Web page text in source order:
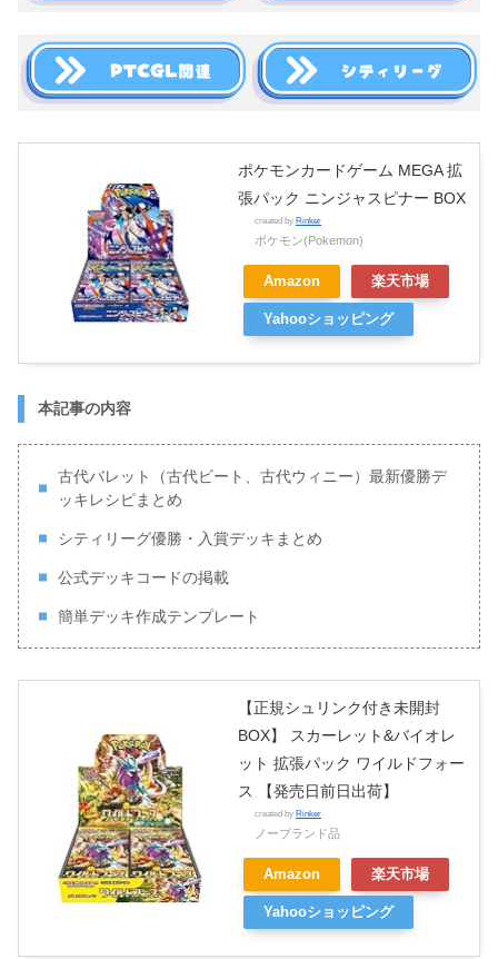
ポケモンカードゲーム MEGA 拡
張パック ニンジャスピナー BOX
created by Rinker
ポケモン(Pokemon)
Amazon 楽天市場
Yahooショッピング
本記事の内容
古代バレット（古代ビート、古代ウィニー）最新優勝デ
ッキレシピまとめ
シティリーグ優勝・入賞デッキまとめ
公式デッキコードの掲載
簡単デッキ作成テンプレート
【正規シュリンク付き未開封
BOX】 スカーレット&バイオレ
ット 拡張パック ワイルドフォー
ス 【発売日前日出荷】
created by Rinker
ノーブランド品
Amazon 楽天市場
Yahooショッピング